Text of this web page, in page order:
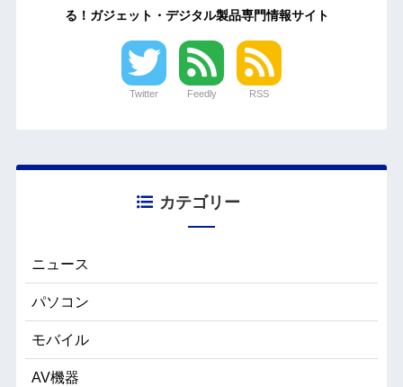
る！ガジェット・デジタル製品専門情報サイト
Twitter Feedly RSS
カテゴリー
ニュース
パソコン
モバイル
AV機器